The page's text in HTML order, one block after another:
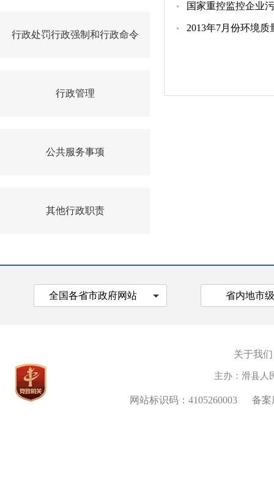
行政处罚行政强制和行政命令
行政管理
公共服务事项
其他行政职责
国家重控监控企业
2013年7月份环境质
全国各省市政府网站 省内地市
关于我们
主办：滑县人
网站标识码：4105260003 备案